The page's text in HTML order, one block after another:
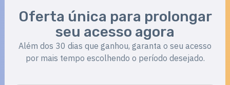
Oferta única para prolongar
seu acesso agora
Além dos 30 dias que ganhou, garanta o seu acesso
por mais tempo escolhendo o período desejado.